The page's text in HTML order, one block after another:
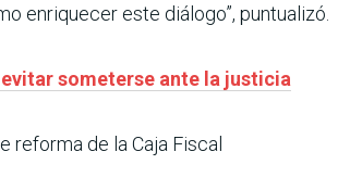
enriquecer este diálogo”, puntualizó.
someterse ante la justicia
reforma de la Caja Fiscal